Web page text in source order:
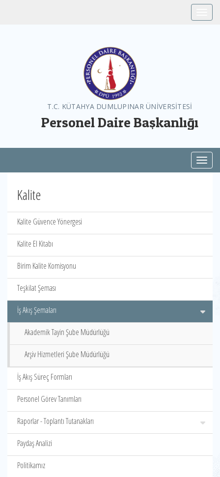
T.C. KÜTAHYA DUMLUPINAR ÜNİVERSİTESİ
Personel Daire Başkanlığı
Kalite
Kalite Güvence Yönergesi
Kalite El Kitabı
Birim Kalite Komisyonu
Teşkilat Şeması
İş Akış Şemaları
Akademik Tayin Şube Müdürlüğü
Arşiv Hizmetleri Şube Müdürlüğü
İş Akış Süreç Formları
Personel Görev Tanımları
Raporlar - Toplantı Tutanakları
Paydaş Analizi
Politikamız